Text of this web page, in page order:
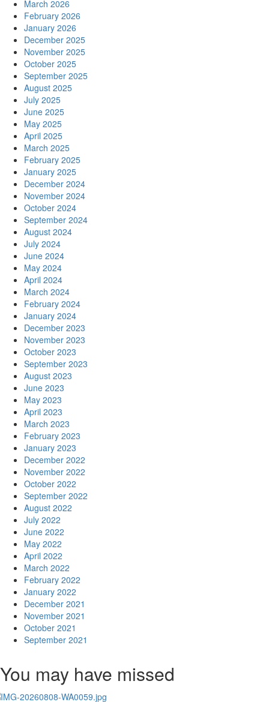
March 2026
February 2026
January 2026
December 2025
November 2025
October 2025
September 2025
August 2025
July 2025
June 2025
May 2025
April 2025
March 2025
February 2025
January 2025
December 2024
November 2024
October 2024
September 2024
August 2024
July 2024
June 2024
May 2024
April 2024
March 2024
February 2024
January 2024
December 2023
November 2023
October 2023
September 2023
August 2023
June 2023
May 2023
April 2023
March 2023
February 2023
January 2023
December 2022
November 2022
October 2022
September 2022
August 2022
July 2022
June 2022
May 2022
April 2022
March 2022
February 2022
January 2022
December 2021
November 2021
October 2021
September 2021
You may have missed